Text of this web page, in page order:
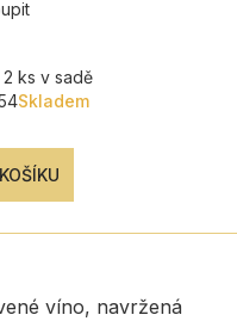
ks v sadě
Skladem
víno, navržená